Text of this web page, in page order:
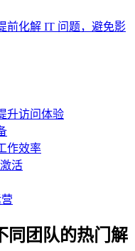
前化解 IT 问题，避免影
升访问体验
作效率
活
同团队的热门解